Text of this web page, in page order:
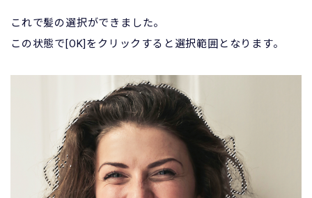
これで髪の選択ができました。
この状態で[OK]をクリックすると選択範囲となります。